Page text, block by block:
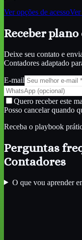
Ver opções de acessoVer
Receber
Deixe seu contato e
Contadores adaptado
E-mail
Quero receber este
Posso cancelar quando
Receba o playbook
Perguntas
Contadores
O que vou aprender